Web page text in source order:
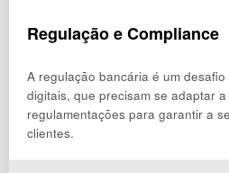
Regulação e Compliance
A regulação bancária é um
digitais, que precisam se adaptar
regulamentações para garantir a
clientes.